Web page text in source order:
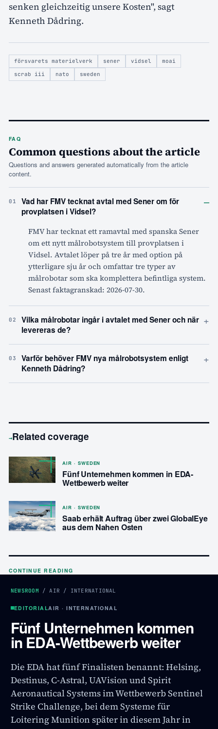
senken gleichzeitig unsere Kosten", sagt
Kenneth Dådring.
försvarets materielverk sener vidsel
moai
scrab iii
nato sweden
FAQ
Common questions about the article
Questions and answers generated automatically from the article
content.
01
Vad har FMV tecknat avtal med Sener om för
provplatsen i Vidsel?
–
FMV har tecknat ett ramavtal med spanska Sener
om ett nytt målrobotsystem till provplatsen i
Vidsel. Avtalet löper på tre år med option på
ytterligare sju år och omfattar tre typer av
målrobotar som ska komplettera befintliga system.
Senast faktagranskad: 2026-07-30.
02
Vilka målrobotar ingår i avtalet med Sener och när
levereras de?
+
03
Varför behöver FMV nya målrobotsystem enligt
Kenneth Dådring?
+
→Related coverage
AIR · SWEDEN
Fünf Unternehmen kommen in EDA-
Wettbewerb weiter
AIR · SWEDEN
Saab erhält Auftrag über zwei GlobalEye
aus dem Nahen Osten
CONTINUE READING
NEWSROOM / AIR / INTERNATIONAL
EDITORIALAIR · INTERNATIONAL
Fünf Unternehmen kommen
in EDA-Wettbewerb weiter
Die EDA hat fünf Finalisten benannt: Helsing,
Destinus, C-Astral, UAVision und Spirit
Aeronautical Systems im Wettbewerb Sentinel
Strike Challenge, bei dem Systeme für
Loitering Munition später in diesem Jahr in